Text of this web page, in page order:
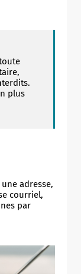
plus
adresse,
courriel,
par